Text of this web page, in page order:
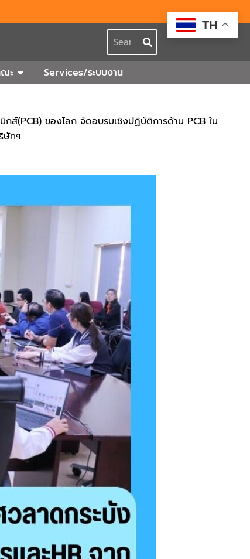
Search
ะ Open เกี่ยวกับคณะ
Services/ระบบงาน
(PCB) ของโลก จัดอบรมเชิงปฏิบัติการด้าน PCB ใน
ษัทฯ
TH